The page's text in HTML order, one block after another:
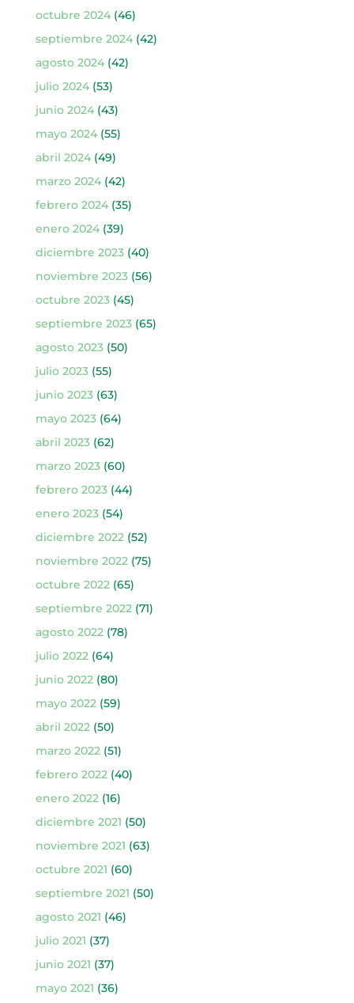
octubre 2024(46)
septiembre 2024(42)
agosto 2024(42)
julio 2024(53)
junio 2024(43)
mayo 2024(55)
abril 2024(49)
marzo 2024(42)
febrero 2024(35)
enero 2024(39)
diciembre 2023(40)
noviembre 2023(56)
octubre 2023(45)
septiembre 2023(65)
agosto 2023(50)
julio 2023(55)
junio 2023(63)
mayo 2023(64)
abril 2023(62)
marzo 2023(60)
febrero 2023(44)
enero 2023(54)
diciembre 2022(52)
noviembre 2022(75)
octubre 2022(65)
septiembre 2022(71)
agosto 2022(78)
julio 2022(64)
junio 2022(80)
mayo 2022(59)
abril 2022(50)
marzo 2022(51)
febrero 2022(40)
enero 2022(16)
diciembre 2021 (50)
noviembre 2021 (63)
octubre 2021 (60)
septiembre 2021 (50)
agosto 2021 (46)
julio 2021 (37)
junio 2021 (37)
mayo 2021 (36)